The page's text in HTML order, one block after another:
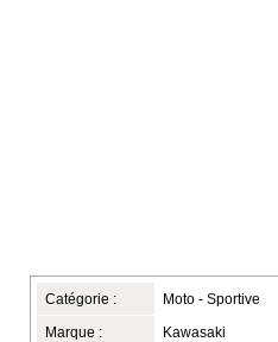
Catégorie : Moto - Sportive
Marque : Kawasaki